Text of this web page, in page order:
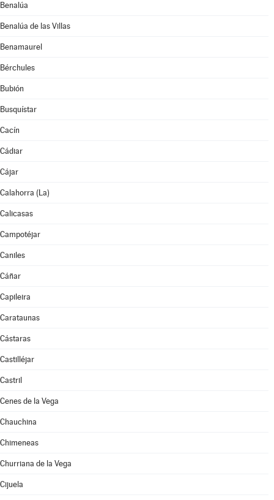
Benalúa
Benalúa de las Villas
Benamaurel
Bérchules
Bubión
Busquístar
Cacín
Cádiar
Cájar
Calahorra (La)
Calicasas
Campotéjar
Caniles
Cáñar
Capileira
Carataunas
Cástaras
Castilléjar
Castril
Cenes de la Vega
Chauchina
Chimeneas
Churriana de la Vega
Cijuela